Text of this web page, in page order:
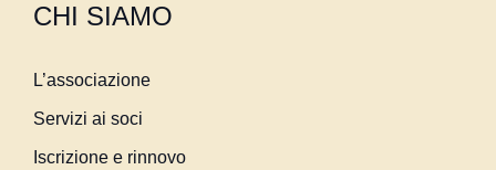
CHI SIAMO
L’associazione
Servizi ai soci
Iscrizione e rinnovo